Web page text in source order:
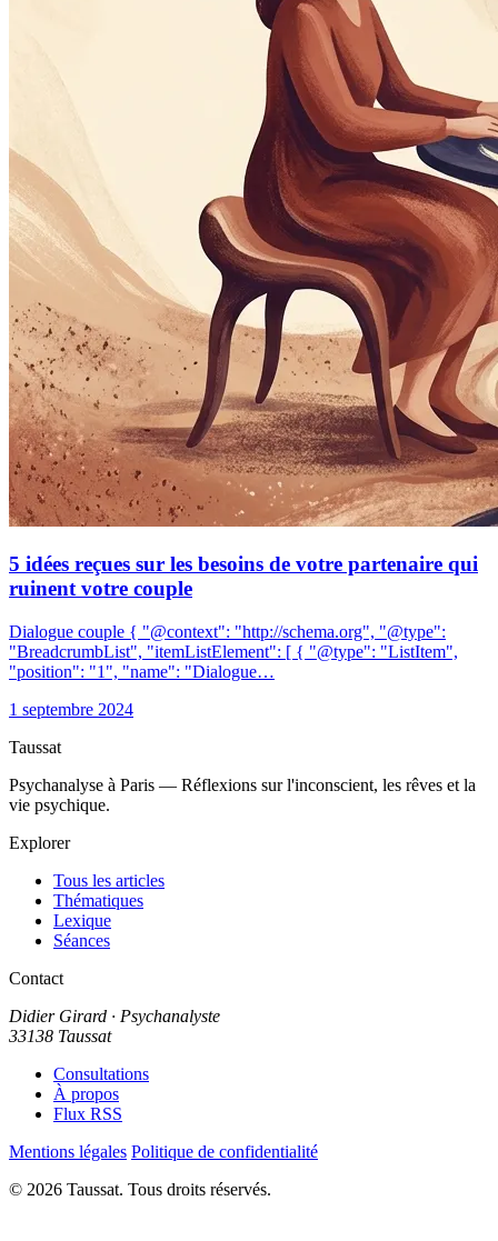
5 idées reçues sur les besoins de votre partenaire qui
ruinent votre couple
Dialogue couple { "@context": "http://schema.org", "@type":
"BreadcrumbList", "itemListElement": [ { "@type": "ListItem",
"position": "1", "name": "Dialogue…
1 septembre 2024
Taussat
Psychanalyse à Paris — Réflexions sur l'inconscient, les rêves et la
vie psychique.
Explorer
Tous les articles
Thématiques
Lexique
Séances
Contact
Didier Girard · Psychanalyste
33138 Taussat
Consultations
À propos
Flux RSS
Mentions légales Politique de confidentialité
© 2026 Taussat. Tous droits réservés.